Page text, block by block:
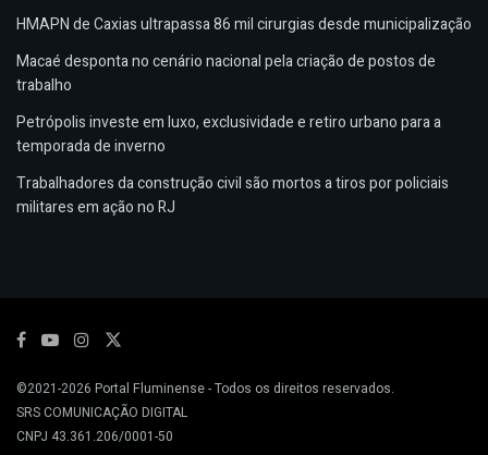
HMAPN de Caxias ultrapassa 86 mil cirurgias desde municipalização
Macaé desponta no cenário nacional pela criação de postos de
trabalho
Petrópolis investe em luxo, exclusividade e retiro urbano para a
temporada de inverno
Trabalhadores da construção civil são mortos a tiros por policiais
militares em ação no RJ
©2021-2026 Portal Fluminense- Todos os direitos reservados.
SRS COMUNICAÇÃO DIGITAL
CNPJ 43.361.206/0001-50